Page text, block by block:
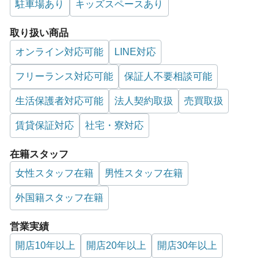
駐車場あり
キッズスペースあり
取り扱い商品
オンライン対応可能
LINE対応
フリーランス対応可能 保証人不要相談可能
生活保護者対応可能 法人契約取扱 売買取扱
賃貸保証対応 社宅・寮対応
在籍スタッフ
女性スタッフ在籍
男性スタッフ在籍
外国籍スタッフ在籍
営業実績
開店10年以上
開店20年以上 開店30年以上